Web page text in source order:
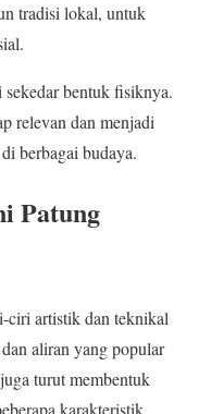
tradisi lokal, untuk
bentuk fisiknya.
relevan dan menjadi
berbagai budaya.
Patung
ciri artistik dan teknikal
aliran yang popular
turut membentuk
karakteristik